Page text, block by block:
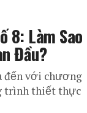
8: Làm Sao
Đầu?
đến với chương
trình thiết thực